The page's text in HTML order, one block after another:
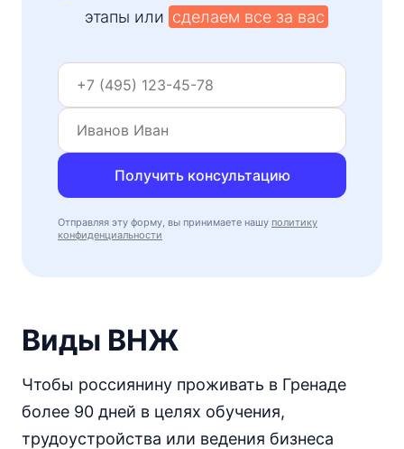
этапы или сделаем все за вас
Получить консультацию
Отправляя эту форму, вы принимаете нашу политику
конфиденциальности
Виды ВНЖ
Чтобы россиянину проживать в Гренаде
более 90 дней в целях обучения,
трудоустройства или ведения бизнеса